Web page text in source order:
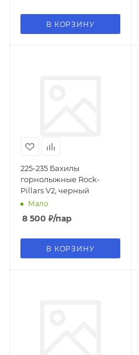
В КОРЗИНУ
225-235 Бахилы
горнолыжные Rock-
Pillars V2, черный
Мало
8 500 ₽/пар
В КОРЗИНУ